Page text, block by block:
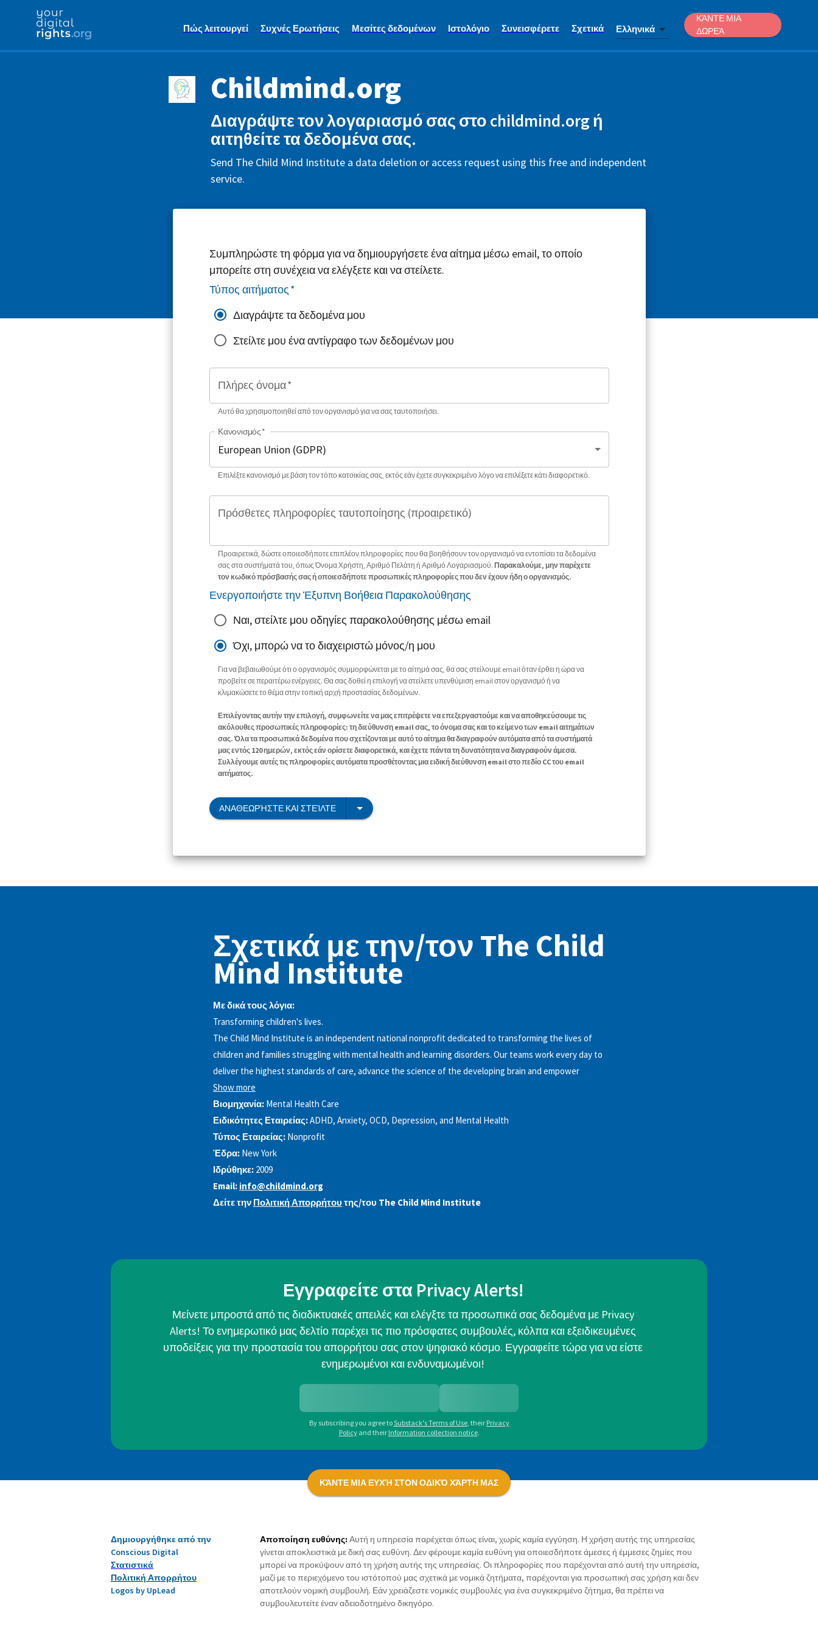
Πώς λειτουργεί Συχνές Ερωτήσεις Μεσίτες δεδομένων Ιστολόγιο Συνεισφέρετε Σχετικά Ελληνικά
ΚΆΝΤΕ ΜΙΑ
ΔΩΡΕΆ
Childmind.org
Διαγράψτε τον λογαριασμό σας στο childmind.org ή
αιτηθείτε τα δεδομένα σας.
Send The Child Mind Institute a data deletion or access request using this free and independent
service.
Συμπληρώστε τη φόρμα για να δημιουργήσετε ένα αίτημα μέσω email, το οποίο
μπορείτε στη συνέχεια να ελέγξετε και να στείλετε.
Τύπος αιτήματος*
Διαγράψτε τα δεδομένα μου
Στείλτε μου ένα αντίγραφο των δεδομένων μου
Πλήρες όνομα*
Αυτό θα χρησιμοποιηθεί από τον οργανισμό για να σας ταυτοποιήσει.
Κανονισμός*
Επιλέξτε κανονισμό με βάση τον τόπο κατοικίας σας, εκτός εάν έχετε συγκεκριμένο λόγο να επιλέξετε κάτι διαφορετικό.
Πρόσθετες πληροφορίες ταυτοποίησης (προαιρετικό)
Προαιρετικά, δώστε οποιεσδήποτε επιπλέον πληροφορίες που θα βοηθήσουν τον οργανισμό να εντοπίσει τα δεδομένα
σας στα συστήματά του, όπως Όνομα Χρήστη, Αριθμό Πελάτη ή Αριθμό Λογαριασμού. Παρακαλούμε, μην παρέχετε
τον κωδικό πρόσβασής σας ή οποιεσδήποτε προσωπικές πληροφορίες που δεν έχουν ήδη ο οργανισμός.
Ενεργοποιήστε την Έξυπνη Βοήθεια Παρακολούθησης
Ναι, στείλτε μου οδηγίες παρακολούθησης μέσω email
Όχι, μπορώ να το διαχειριστώ μόνος/η μου
Για να βεβαιωθούμε ότι ο οργανισμός συμμορφώνεται με το αίτημά σας, θα σας στείλουμε email όταν έρθει η ώρα να
προβείτε σε περαιτέρω ενέργειες. Θα σας δοθεί η επιλογή να στείλετε υπενθύμιση email στον οργανισμό ή να
κλιμακώσετε το θέμα στην τοπική αρχή προστασίας δεδομένων.
Επιλέγοντας αυτήν την επιλογή, συμφωνείτε να μας επιτρέψετε να επεξεργαστούμε και να αποθηκεύσουμε τις
ακόλουθες προσωπικές πληροφορίες: τη διεύθυνση email σας, το όνομα σας και το κείμενο των email αιτημάτων
σας. Όλα τα προσωπικά δεδομένα που σχετίζονται με αυτό το αίτημα θα διαγραφούν αυτόματα από τα συστήματά
μας εντός 120 ημερών, εκτός εάν ορίσετε διαφορετικά, και έχετε πάντα τη δυνατότητα να διαγραφούν άμεσα.
Συλλέγουμε αυτές τις πληροφορίες αυτόματα προσθέτοντας μια ειδική διεύθυνση email στο πεδίο CC του email
αιτήματος.
ΑΝΑΘΕΩΡΉΣΤΕ ΚΑΙ ΣΤΕΊΛΤΕ
Σχετικά με την/τον The Child
Mind Institute
Με δικά τους λόγια:
Transforming children's lives.
The Child Mind Institute is an independent national nonprofit dedicated to transforming the lives of
children and families struggling with mental health and learning disorders. Our teams work every day to
deliver the highest standards of care, advance the science of the developing brain and empower
Show more
Βιομηχανία: Mental Health Care
Ειδικότητες Εταιρείας:ADHD, Anxiety, OCD, Depression, and Mental Health
Τύπος Εταιρείας: Nonprofit
Έδρα: New York
Ιδρύθηκε: 2009
Email: info@childmind.org
Δείτε την Πολιτική Απορρήτου της/του The Child Mind Institute
Εγγραφείτε στα Privacy Alerts!
Μείνετε μπροστά από τις διαδικτυακές απειλές και ελέγξτε τα προσωπικά σας δεδομένα με Privacy
Alerts! Το ενημερωτικό μας δελτίο παρέχει τις πιο πρόσφατες συμβουλές, κόλπα και εξειδικευμένες
υποδείξεις για την προστασία του απορρήτου σας στον ψηφιακό κόσμο. Εγγραφείτε τώρα για να είστε
ενημερωμένοι και ενδυναμωμένοι!
By subscribing you agree toSubstack's Terms of Use, their Privacy
Policy and their Information collection notice.
ΚΆΝΤΕ ΜΙΑ ΕΥΧΉ ΣΤΟΝ ΟΔΙΚΌ ΧΆΡΤΗ ΜΑΣ
Δημιουργήθηκε από την
Conscious Digital
Στατιστικά
Πολιτική Απορρήτου
Logos by UpLead
Αποποίηση ευθύνης: Αυτή η υπηρεσία παρέχεται όπως είναι, χωρίς καμία εγγύηση. Η χρήση αυτής της υπηρεσίας
γίνεται αποκλειστικά με δική σας ευθύνη. Δεν φέρουμε καμία ευθύνη για οποιεσδήποτε άμεσες ή έμμεσες ζημίες που
μπορεί να προκύψουν από τη χρήση αυτής της υπηρεσίας. Οι πληροφορίες που παρέχονται από αυτή την υπηρεσία,
μαζί με το περιεχόμενο του ιστότοπού μας σχετικά με νομικά ζητήματα, παρέχονται για προσωπική σας χρήση και δεν
αποτελούν νομική συμβουλή. Εάν χρειάζεστε νομικές συμβουλές για ένα συγκεκριμένο ζήτημα, θα πρέπει να
συμβουλευτείτε έναν αδειοδοτημένο δικηγόρο.